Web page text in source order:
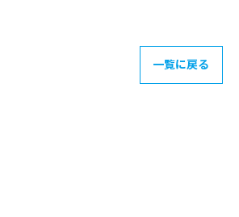
一覧に戻る